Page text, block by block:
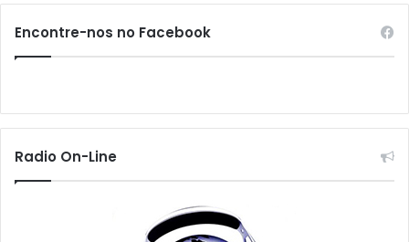
Encontre-nos no Facebook
Radio On-Line